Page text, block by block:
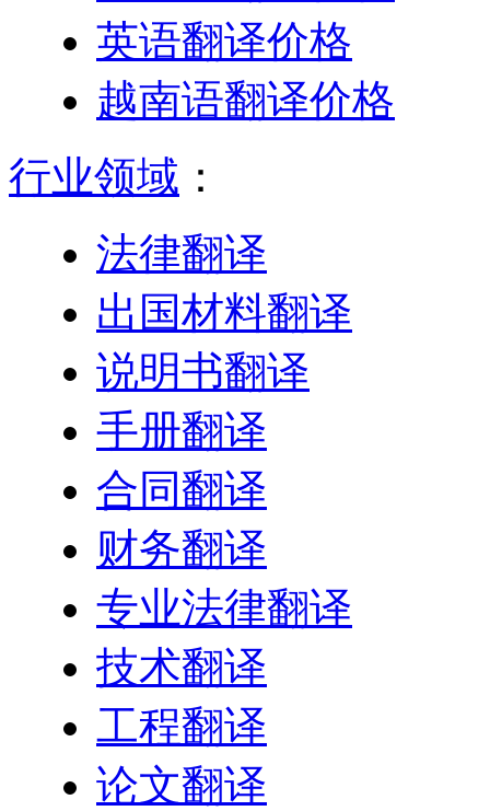
英语翻译价格
越南语翻译价格
行业领域 ：
法律翻译
出国材料翻译
说明书翻译
手册翻译
合同翻译
财务翻译
专业法律翻译
技术翻译
工程翻译
论文翻译